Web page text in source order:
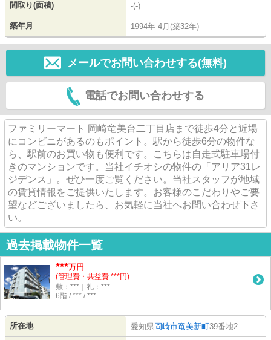
間取り(面積) -(-)
築年月 1994年 4月(築32年)
メールでお問い合わせする(無料)
電話でお問い合わせする
ファミリーマート 岡崎竜美台二丁目店まで徒歩4分と近場
にコンビニがあるのもポイント。駅から徒歩6分の物件な
ら、駅前のお買い物も便利です。こちらは自走式駐車場付
きのマンションです。当社イチオシの物件の「アリア31レ
ジデンス」。ぜひ一度ご覧ください。当社スタッフが地域
の賃貸情報をご提供いたします。お客様のこだわりやご要
望などございましたら、お気軽に当社へお問い合わせ下さ
い。
過去掲載物件一覧
***万円
(管理費・共益費 ***円)
敷：***｜礼：***
6階 / *** / ***
所在地 愛知県岡崎市竜美新町39番地2